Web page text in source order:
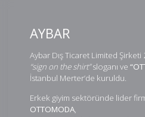
AYBAR
Aybar Dış Ticaret Limited Şirketi
“sign on the shirt”sloganı ve
İstanbul Merter’de kuruldu.
Erkek giyim sektöründe lider
OTTOMODA,